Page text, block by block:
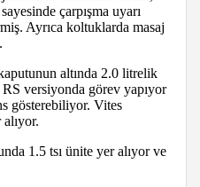
çarpışma uyarı
Ayrıca koltuklarda masaj
altında 2.0 litrelik
versiyonda görev yapıyor
gösterebiliyor. Vites
1.5 tsı ünite yer alıyor ve